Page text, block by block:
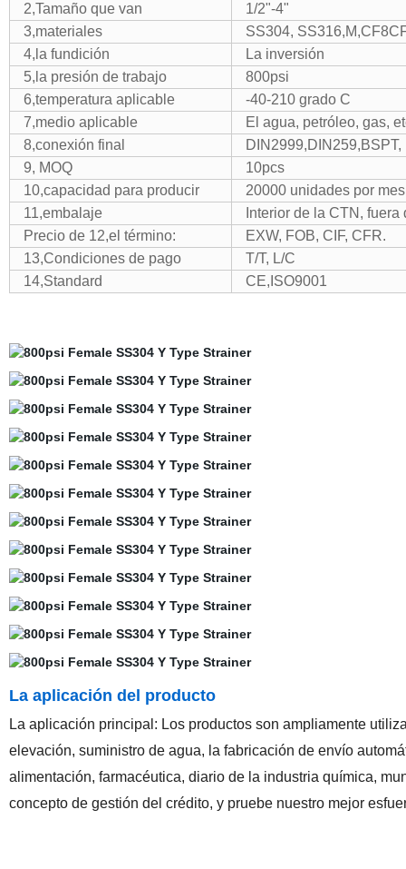
2,Tamaño que van
1/2"-4"
3,materiales
SS304,
4,la fundición
La inversión
5,la presión de trabajo
800psi
6,temperatura aplicable
-40-210 grado C
7,medio aplicable
El agua, petróleo, gas,
8,conexión final
9, MOQ
10pcs
10,capacidad para producir
20000 unidades por mes
11,embalaje
Interior de la CTN,
Precio de 12,el término:
EXW, FOB, CIF, CFR.
13,Condiciones de pago
T/T, L/C
14,Standard
CE,ISO9001
La aplicación del producto
La aplicación principal: Los productos son ampliamente
elevación, suministro de agua, la fabricación de envío
alimentación, farmacéutica, diario de la industria química,
concepto de gestión del crédito, y pruebe nuestro mejor